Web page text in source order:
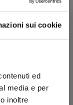
sui cookie
ed
media e per
inoltre
hai letto
termini e le
diritti e
impone.